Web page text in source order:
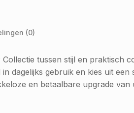
(0)
tussen stijl en
dagelijks gebruik en kies uit
en betaalbare upgrade